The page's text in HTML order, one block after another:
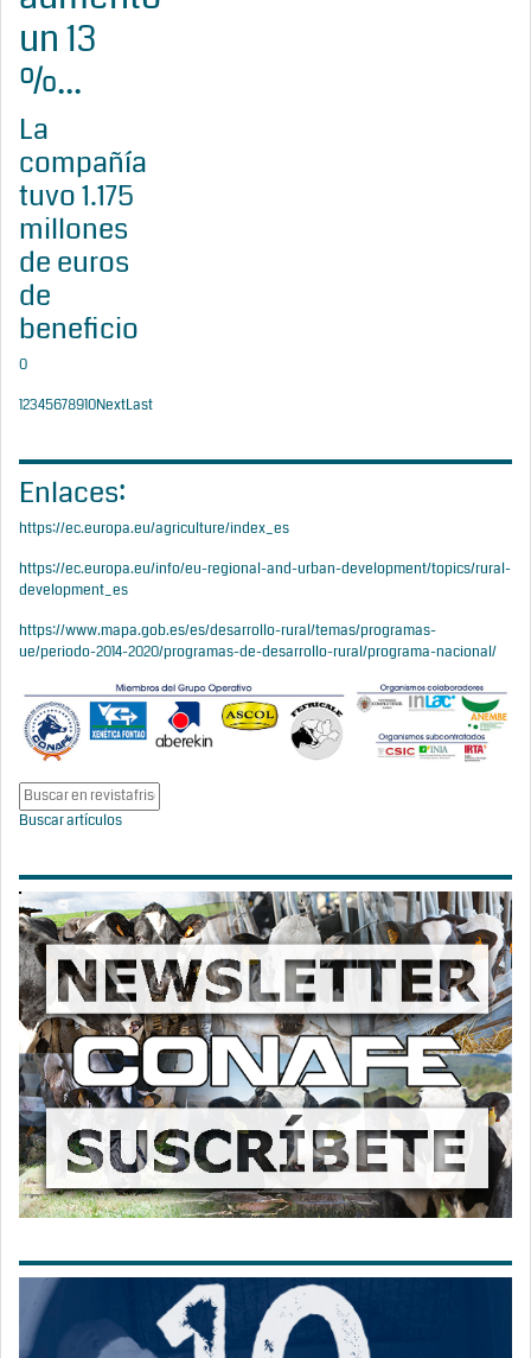
un 13
%...
La
compañía
tuvo 1.175
millones
de euros
de
beneficio
0
12345678910NextLast
Enlaces:
https://ec.europa.eu/agriculture/index_es
https://ec.europa.eu/info/eu-regional-and-urban-development/topics/rural-
development_es
https://www.mapa.gob.es/es/desarrollo-rural/temas/programas-
ue/periodo-2014-2020/programas-de-desarrollo-rural/programa-nacional/
Buscar artículos